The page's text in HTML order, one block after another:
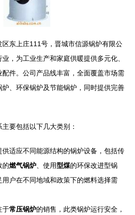
东上庄111号，晋城市信源锅炉有限公
，为工业生产和家庭供暖提供多元化、
件。公司产品线丰富，全面覆盖市场需
、环保锅炉及节能锅炉，同时提供完善
要包括以下几大类别：
供适应不同能源结构的锅炉设备，包括传
的燃气锅炉 、使用型煤的环保改进型锅
用户在不同地域和政策下的燃料选择需
于常压锅炉的销售，此类锅炉运行安全，